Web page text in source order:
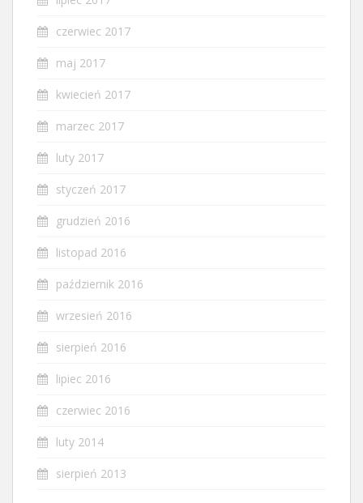
czerwiec 2017
maj 2017
kwiecień 2017
marzec 2017
luty 2017
styczeń 2017
grudzień 2016
listopad 2016
październik 2016
wrzesień 2016
sierpień 2016
lipiec 2016
czerwiec 2016
luty 2014
sierpień 2013